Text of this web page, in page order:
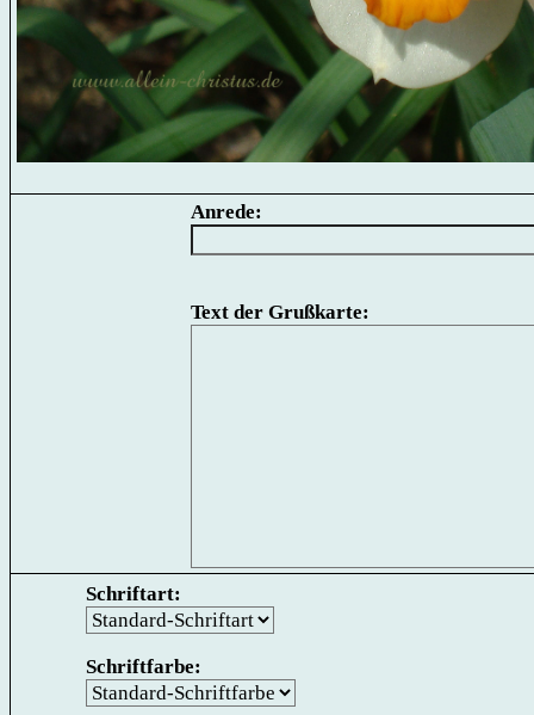
Anrede:
Text der Grußkarte:
Schriftart:
Schriftfarbe: